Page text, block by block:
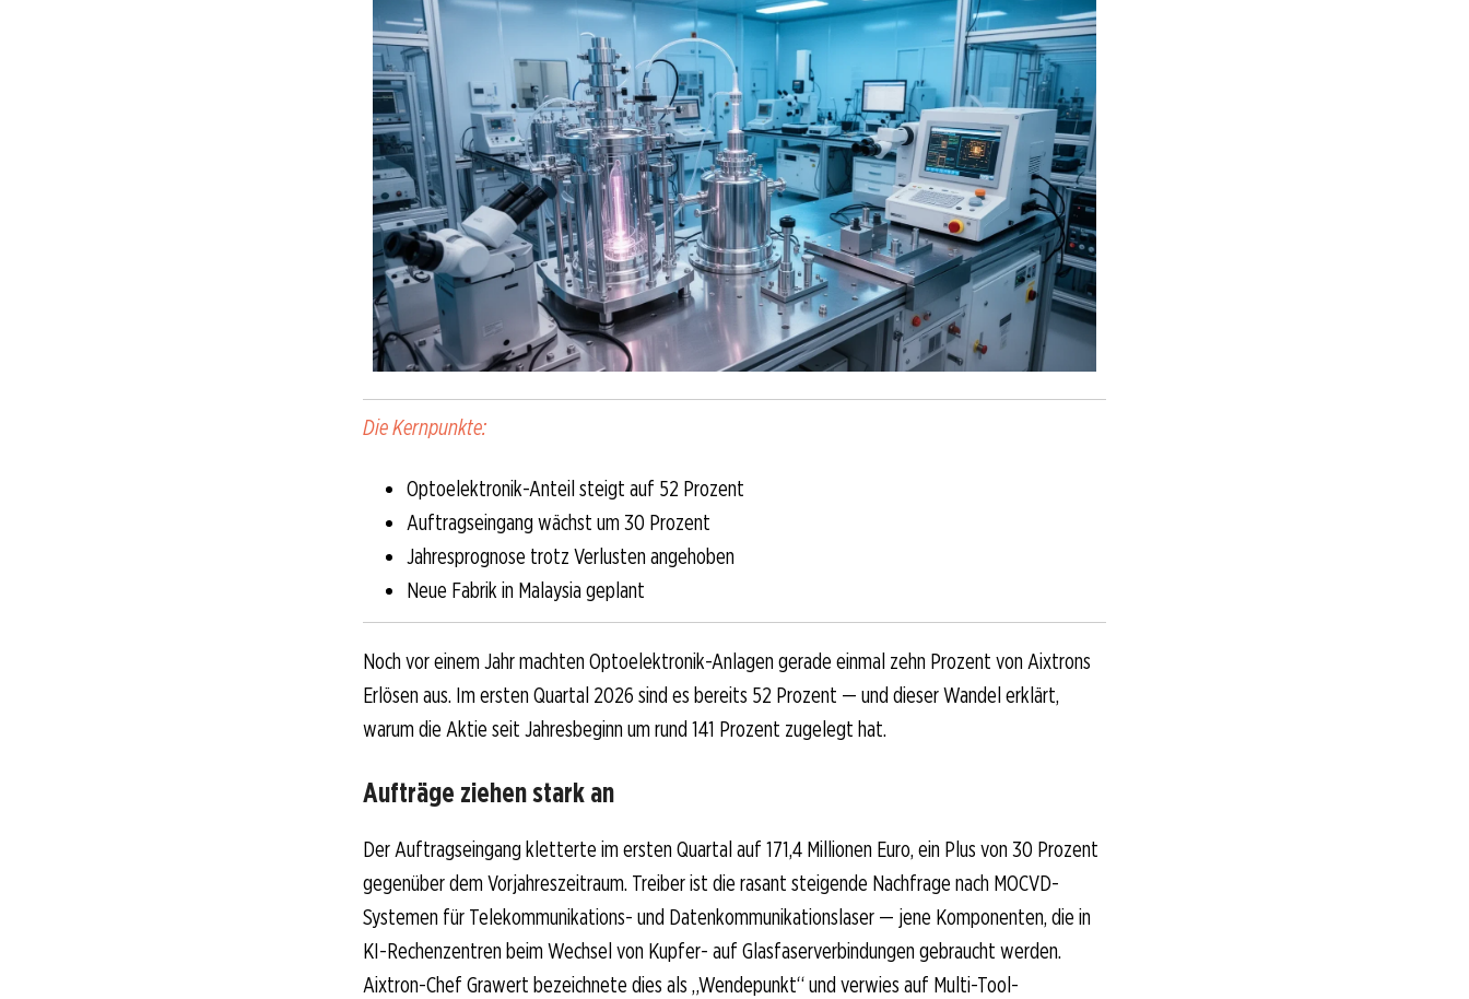
Die Kernpunkte:
Optoelektronik-Anteil steigt auf 52 Prozent
Auftragseingang wächst um 30 Prozent
Jahresprognose trotz Verlusten angehoben
Neue Fabrik in Malaysia geplant
Noch vor einem Jahr machten Optoelektronik-Anlagen gerade einmal zehn Prozent von Aixtrons
Erlösen aus. Im ersten Quartal 2026 sind es bereits 52 Prozent — und dieser Wandel erklärt,
warum die Aktie seit Jahresbeginn um rund 141 Prozent zugelegt hat.
Aufträge ziehen stark an
Der Auftragseingang kletterte im ersten Quartal auf 171,4 Millionen Euro, ein Plus von 30 Prozent
gegenüber dem Vorjahreszeitraum. Treiber ist die rasant steigende Nachfrage nach MOCVD-
Systemen für Telekommunikations- und Datenkommunikationslaser — jene Komponenten, die in
KI-Rechenzentren beim Wechsel von Kupfer- auf Glasfaserverbindungen gebraucht werden.
Aixtron-Chef Grawert bezeichnete dies als „Wendepunkt“ und verwies auf Multi-Tool-